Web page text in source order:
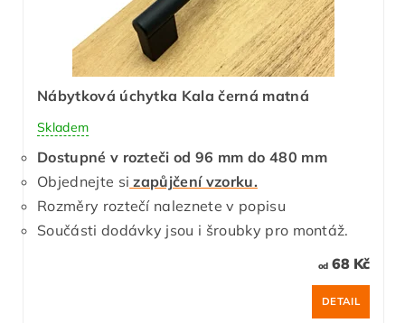
Nábytková úchytka Kala černá matná
Skladem
Dostupné v rozteči od 96 mm do 480 mm
Objednejte si zapůjčení vzorku.
Rozměry roztečí naleznete v popisu
Součásti dodávky jsou i šroubky pro montáž.
od68 Kč
DETAIL